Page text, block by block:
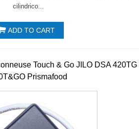
cilindrico...
ADD TO CART
Touch & Go JILO DSA 420TG
Prismafood